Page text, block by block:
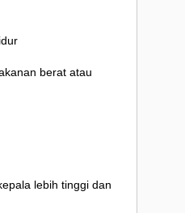
berat atau
lebih tinggi dan